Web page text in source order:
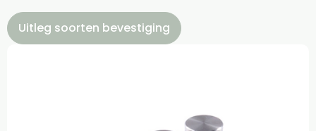
Uitleg soorten bevestiging